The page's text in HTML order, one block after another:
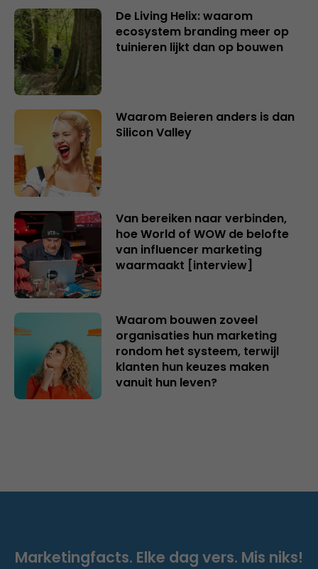
De Living Helix: waarom
ecosystem branding meer op
tuinieren lijkt dan op bouwen
Waarom Beieren anders is dan
Silicon Valley
Van bereiken naar verbinden,
hoe World of WOW de belofte
van influencer marketing
waarmaakt [interview]
Waarom bouwen zoveel
organisaties hun marketing
rondom het systeem, terwijl
klanten hun keuzes maken
vanuit hun leven?
Marketingfacts. Elke dag vers. Mis niks!